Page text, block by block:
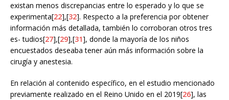
existan menos discrepancias entre lo esperado y lo que se
experimenta[22],[32]. Respecto a la preferencia por obtener
información más detallada, también lo corroboran otros tres
es- tudios[27],[29],[31], donde la mayoría de los niños
encuestados deseaba tener aún más información sobre la
cirugía y anestesia.
En relación al contenido específico, en el estudio mencionado
previamente realizado en el Reino Unido en el 2019[26], las